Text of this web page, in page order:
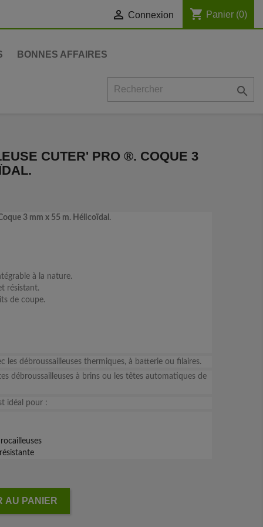
 Connexion shopping_cart Panier (0)
BONNES AFFAIRES

CUTER' PRO ®. COQUE 3
3 mm x 55 m. Hélicoïdal.
à la nature.
résistant.
de coupe.
les débroussailleuses thermiques, à batterie ou filaires.
débroussailleuses à brins ou les têtes automatiques de
idéal pour :
AU PANIER